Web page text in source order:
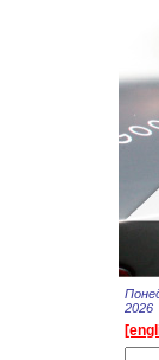
2026